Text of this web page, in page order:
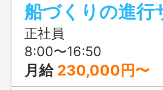
く働ける現場で、新し
い！
船づくりの進行
正社員
8:00〜16:50
月給 230,000円〜